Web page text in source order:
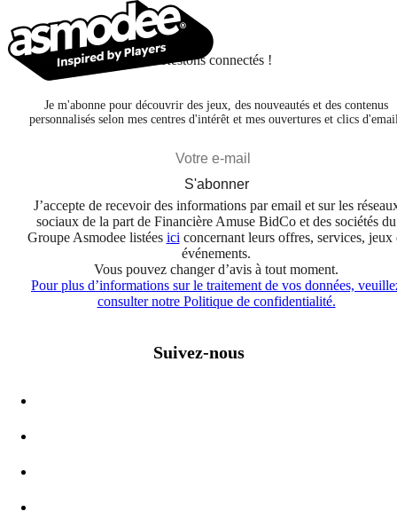
Restons connectés !
Je m'abonne pour découvrir des jeux, des nouveautés et des contenus
personnalisés selon mes centres d'intérêt et mes ouvertures et clics
S'abonner
J’accepte de recevoir des informations par email et sur les
sociaux de la part de Financière Amuse BidCo et des sociétés du
Groupe Asmodee listées ici concernant leurs offres, services, jeux
événements.
Vous pouvez changer d’avis à tout moment.
Pour plus d’informations sur le traitement de vos données,
consulter notre Politique de confidentialité.
Suivez-nous